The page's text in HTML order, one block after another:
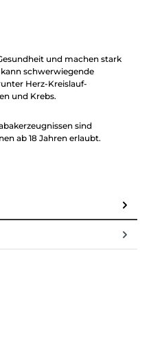
und machen stark
schwerwiegende
Herz-Kreislauf-
und Krebs.
sind
ab 18 Jahren erlaubt.